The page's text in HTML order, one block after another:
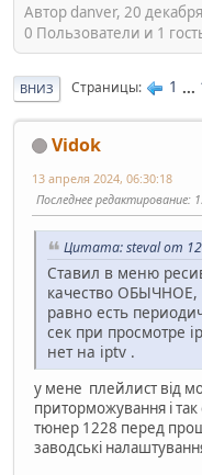
Автор danver, 20
0 Пользователи и 1
ВНИЗ Страницы 1 ...
Vidok
13 апреля 2024, 06:30:18
Последнее редактирование:
Цитата: steval от 12
Ставил в меню
качество ОБЫЧНОЕ,
равно есть
сек при просмотре
нет на iptv .
у мене плейлист від
приторможування і
тюнер 1228 перед
заводські